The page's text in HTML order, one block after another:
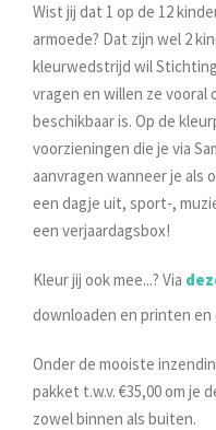
Wist jij dat 1 op de 12
armoede? Dat zijn wel 2
kleurwedstrijd wil
vragen en willen ze
beschikbaar is. Op de
voorzieningen die je via
aanvragen wanneer je als
een dagje uit, sport-,
een verjaardagsbox!
Kleur jij ook mee...? Via
downloaden en printen
Onder de mooiste
pakket t.w.v. €35,00 om je
zowel binnen als buiten.